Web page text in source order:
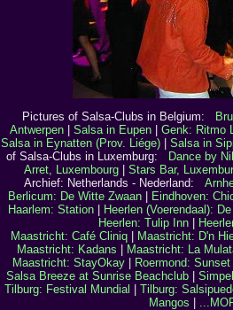
Pictures of Salsa-Clubs in Belgium:
Antwerpen
Salsa in Eupen Genk: Ritmo
Salsa in Eynatten (Prov. Liége)
Salsa in
of Salsa-Clubs in Luxemburg:
Dance by
Arret, Luxembourg| Stars Bar,
Archief: Netherlands - Nederland:
Berlicum: De Witte Zwaan| Eindhoven:
Haarlem: Station
Heerlen (Voerendaal):
Heerlen: Tulip Inn
Maastricht: Café Cliniq
Maastricht: D'n
Maastricht: Kadans
Maastricht: La
Maastricht: StayOkay| Roermond: Sunset
Salsa Breeze at Sunrise Beachclub|
Tilburg: Festival Mundial
Tilburg:
Mangos